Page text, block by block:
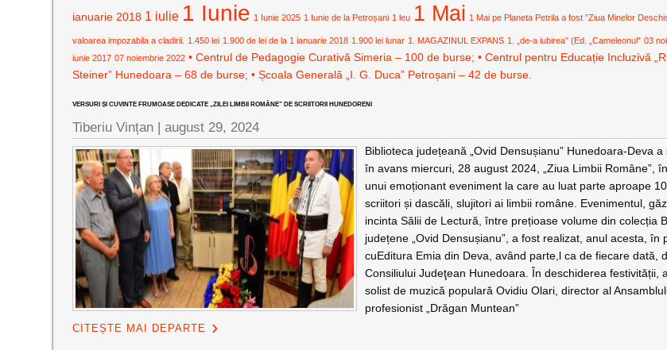
ianuarie 2018 1 iulie 1 Iunie 1 Iunie 2025 1 Iunie de la Petroșani 1 leu 1 Mai 1 Mai pe Planeta Petrila a fost ”Ziua Minelor
valoarea impozabila a cladirii. 1.450 lei 1.900 de lei de la 1 ianuarie 2018 1.900 lei lunar 1. MAGAZINUL EXPANS 1. „de-a iubirea” (Ed. „Cameleonul” 03
iunie 2017 07 noiembrie 2022 • Centrul de Pedagogie Curativă Simeria – 100 de burse; • Centrul pentru Educație Incluzivă
Steiner” Hunedoara – 68 de burse; • Școala Generală „I. G. Duca” Petroșani – 42 de burse.
VERSURI ȘI CUVINTE FRUMOASE DEDICATE „ZILEI LIMBII ROMÂNE” DE SCRIITORII HUNEDORENI
Tiberiu Vințan |august 29, 2024
Biblioteca județeană „Ovid Densușianu” Hunedoara-Deva
în avans miercuri, 28 august 2024, „Ziua Limbii Române”,
unui emoționant eveniment la care au luat parte aproape
scriitori și dascăli, slujitori ai limbii române. Evenimentul,
incinta Sălii de Lectură, între prețioase volume din colecția
județene „Ovid Densușianu”, a fost realizat, anul acesta, în
cuEditura Emia din Deva, având parte,l ca de fiecare dată,
Consiliului Judeţean Hunedoara. În deschiderea festivității,
solist de muzică populară Ovidiu Olari, director al
profesionist „Drăgan Muntean”
CITEȘTE MAI DEPARTE